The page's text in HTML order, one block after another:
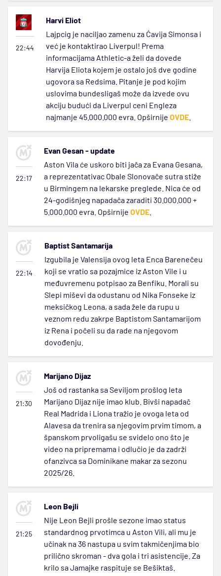
22:44
Harvi Eliot
Lajpcig je naciljao zamenu za Ćavija Simonsa i
već je kontaktirao Liverpul! Prema
informacijama Athletic-a želi da dovede
Harvija Eliota kojem je ostalo još dve godine
ugovora sa Redsima. Pitanje je pod kojim
uslovima bundesligaš može da izvede ovu
akciju budući da Liverpul ceni Engleza
najmanje 45.000.000 evra. Opširnije OVDE
22:17
Evan Gesan - update
Aston Vila će uskoro biti jača za Evana Gesana,
a reprezentativac Obale Slonovače sutra stiže
u Birmingem na lekarske preglede. Nica će od
24-godišnjeg napadača zaraditi 30.000.000 +
5.000.000 evra. Opširnije OVDE
22:14
Baptist Santamarija
Izgubila je Valensija ovog leta Enca Barenečeu
koji se vratio sa pozajmice iz Aston Vile i u
međuvremenu potpisao za Benfiku. Morali su
Slepi miševi da odustanu od Nika Fonseke iz
meksičkog Leona, a sada žele da rupu u
veznom redu zakrpe Baptistom Santamarijom
iz Rena i počeli su da rade na njegovom
dovođenju.
21:30
Marijano Dijaz
Još od rastanka sa Seviljom prošlog leta
Marijano Dijaz nije imao klub. Bivši napadač
Real Madrida i Liona tražio je ovoga leta od
Alavesa da trenira sa njegovim prvim timom, a
španskom prvoligašu se svidelo ono što je
video na pripremama i odlučio je da zadrži
ofanzivca sa Dominikane makar za sezonu
2025/26.
21:25
Leon Bejli
Nije Leon Bejli prošle sezone imao status
standardnog prvotimca u Aston Vili, ali mu je
učinak na 36 nastupa u svim takmičenjima bio
prilično skroman - dva gola i tri asistencije. Za
krilo sa Jamajke raspituje se Bešiktaš.